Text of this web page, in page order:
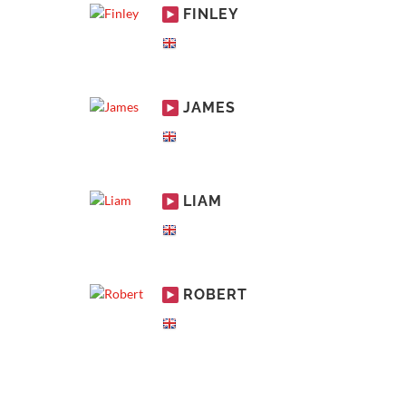
FINLEY
JAMES
LIAM
ROBERT